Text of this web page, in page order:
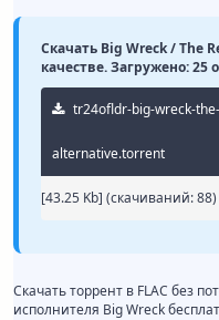
Скачать Big Wreck / The
качестве. Загружено: 25
tr24ofldr-big-wreck-
alternative.torrent
[43.25 Kb] (cкачиваний: 88)
Скачать торрент в FLAC без
исполнителя Big Wreck